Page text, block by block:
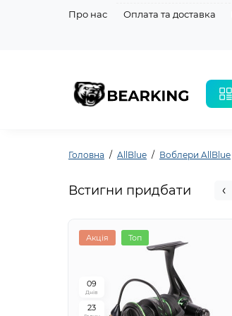
Про нас Оплата та доставка
Головна AllBlue Воблери AllBlue
Встигни придбати
Акція Топ
09
Днів
23